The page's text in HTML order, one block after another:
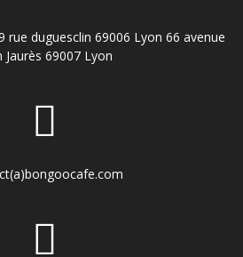
rue duguesclin 69006 Lyon 66 avenue
Jaurès 69007 Lyon